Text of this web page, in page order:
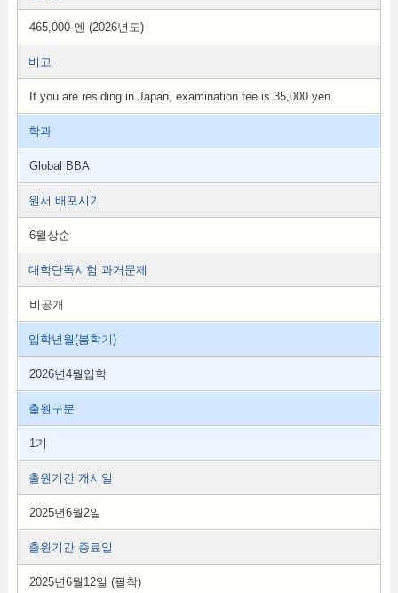
465,000 엔 (2026년도)
비고
If you are residing in Japan, examination fee is 35,000 yen.
학과
Global BBA
원서 배포시기
6월상순
대학단독시험 과거문제
비공개
입학년월(봄학기)
2026년4월입학
출원구분
1기
출원기간 개시일
2025년6월2일
출원기간 종료일
2025년6월12일 (필착)